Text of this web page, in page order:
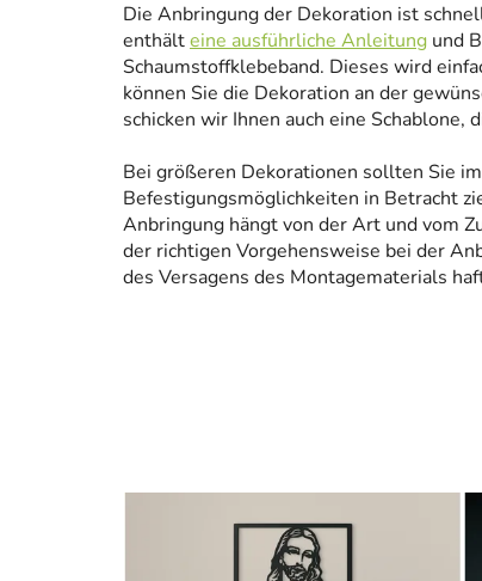
Die Anbringung der Dekoration ist
enthälteine ausführliche Anleitung und
Schaumstoffklebeband. Dieses wird
können Sie die Dekoration an der
schicken wir Ihnen auch eine
Bei größeren Dekorationen sollten Sie
Befestigungsmöglichkeiten in Betracht
Anbringung hängt von der Art und vom
der richtigen Vorgehensweise bei der
des Versagens des Montagematerials